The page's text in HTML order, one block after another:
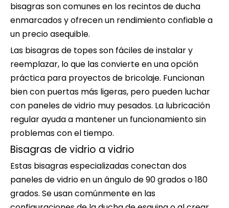
bisagras son comunes en los recintos de ducha
enmarcados y ofrecen un rendimiento confiable a
un precio asequible.
Las bisagras de topes son fáciles de instalar y
reemplazar, lo que las convierte en una opción
práctica para proyectos de bricolaje. Funcionan
bien con puertas más ligeras, pero pueden luchar
con paneles de vidrio muy pesados. La lubricación
regular ayuda a mantener un funcionamiento sin
problemas con el tiempo.
Bisagras de vidrio a vidrio
Estas bisagras especializadas conectan dos
paneles de vidrio en un ángulo de 90 grados o 180
grados. Se usan comúnmente en las